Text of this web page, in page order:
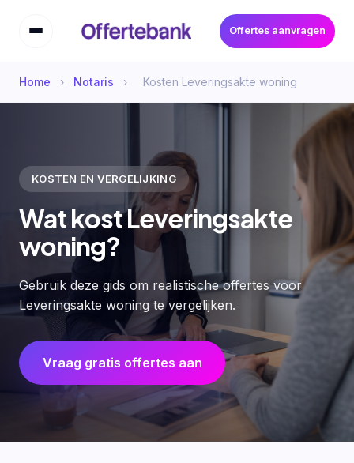
Offertes aanvragen
Home › Notaris › Kosten Leveringsakte woning
KOSTEN EN VERGELIJKING
Wat kost Leveringsakte
woning?
Gebruik deze gids om realistische offertes voor
Leveringsakte woning te vergelijken.
Vraag gratis offertes aan